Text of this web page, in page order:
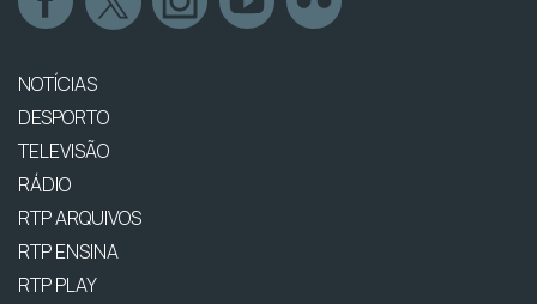
NOTÍCIAS
DESPORTO
TELEVISÃO
RÁDIO
RTP ARQUIVOS
RTP ENSINA
RTP PLAY